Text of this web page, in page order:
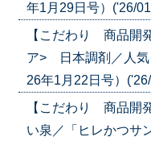
年1月29日号）('26/
【こだわり 商品開
ア> 日本調剤／人気
26年1月22日号）
【こだわり 商品開
い泉／「ヒレかつサ